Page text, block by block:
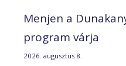
Menjen a
program várja
2026. augusztus 8.